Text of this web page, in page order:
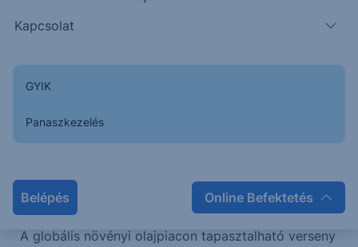
Kapcsolat
GYIK
Panaszkezelés
Belépés Online Befektetés
Az orosz napraforgódara exportvámja a jövő
hónapban is emelkedik, bár kevésbé jelentős
rubel/tonnáról 1,244 vRUB/tonnára. Ezt az
árfolyamot 219,8 dollár/tonna indikatív ár alapján
exportvámok 2026. augusztus 31-ig érvényesek.
A globális növényi olajpiacon tapasztalható verseny